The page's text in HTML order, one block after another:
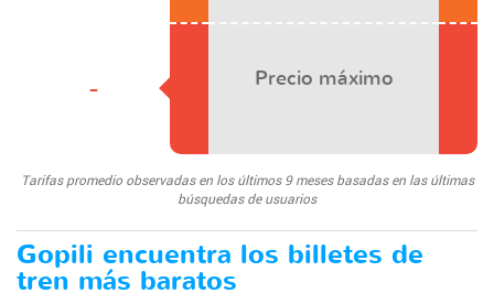
- Precio máximo
Tarifas promedio observadas en los últimos 9 meses basadas en las últimas
búsquedas de usuarios
Gopili encuentra los billetes de
tren más baratos